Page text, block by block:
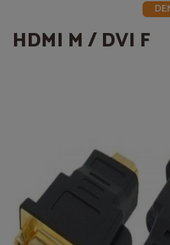
HDMI M / DVI F